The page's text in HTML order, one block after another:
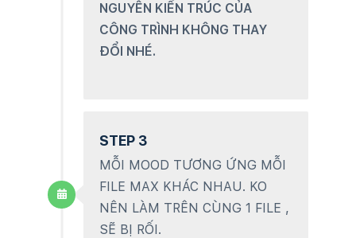
NGUYÊN KIẾN TRÚC CỦA
CÔNG TRÌNH KHÔNG THAY
ĐỔI NHÉ.
STEP 3
MỖI MOOD TƯƠNG ỨNG MỖI
FILE MAX KHÁC NHAU. KO
NÊN LÀM TRÊN CÙNG 1 FILE ,
SẼ BỊ RỐI.